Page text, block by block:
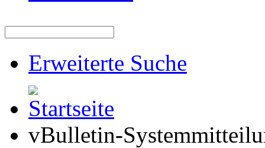
Erweiterte Suche
vBulletin-